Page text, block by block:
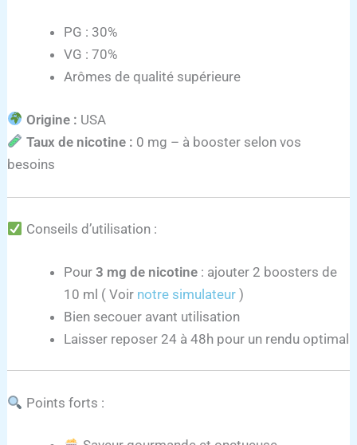
PG : 30%
VG : 70%
Arômes de qualité supérieure
Origine : USA
Taux de nicotine : 0 mg – à booster selon vos
besoins
Conseils d’utilisation :
Pour3 mg de nicotine : ajouter 2 boosters de
10 ml ( Voir notre simulateur )
Bien secouer avant utilisation
Laisser reposer 24 à 48h pour un rendu optimal
Points forts :